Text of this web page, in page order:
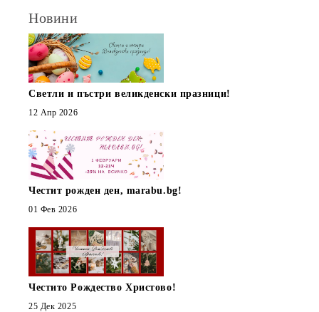
Новини
Светли и пъстри великденски празници!
12 Апр 2026
Честит рожден ден, marabu.bg!
01 Фев 2026
Честито Рождество Христово!
25 Дек 2025